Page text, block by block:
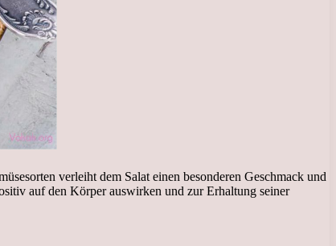
verleiht dem Salat einen besonderen Geschmack und
auf den Körper auswirken und zur Erhaltung seiner